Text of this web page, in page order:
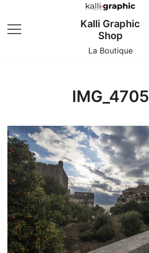
content
Kalli Graphic
Shop
La Boutique
IMG_4705